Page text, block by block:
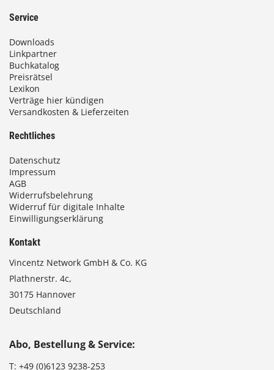
Service
Downloads
Linkpartner
Buchkatalog
Preisrätsel
Lexikon
Verträge hier kündigen
Versandkosten & Lieferzeiten
Rechtliches
Datenschutz
Impressum
AGB
Widerrufsbelehrung
Widerruf für digitale Inhalte
Einwilligungserklärung
Kontakt
Vincentz Network GmbH & Co. KG
Plathnerstr. 4c,
30175 Hannover
Deutschland
Abo, Bestellung & Service:
T: +49 (0)6123 9238-253